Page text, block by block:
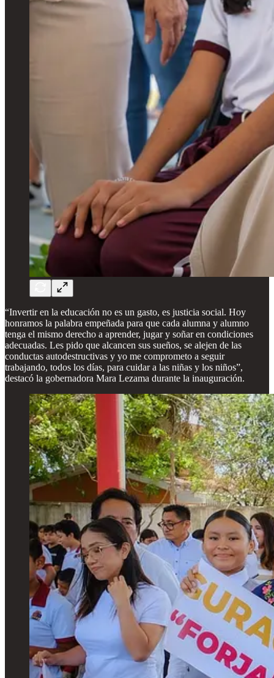
“Invertir en la educación no es un gasto, es justicia social. Hoy
honramos la palabra empeñada para que cada alumna y alumno
tenga el mismo derecho a aprender, jugar y soñar en condiciones
adecuadas. Les pido que alcancen sus sueños, se alejen de las
conductas autodestructivas y yo me comprometo a seguir
trabajando, todos los días, para cuidar a las niñas y los niños”,
destacó la gobernadora Mara Lezama durante la inauguración.